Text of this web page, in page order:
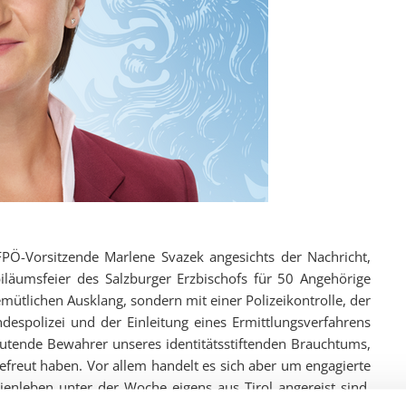
Vorsitzende Marlene Svazek angesichts der Nachricht,
des Salzburger Erzbischofs für 50 Angehörige
Ausklang, sondern mit einer Polizeikontrolle, der
und der Einleitung eines Ermittlungsverfahrens
Bewahrer unseres identitätsstiftenden Brauchtums,
haben. Vor allem handelt es sich aber um engagierte
unter der Woche eigens aus Tirol angereist sind,